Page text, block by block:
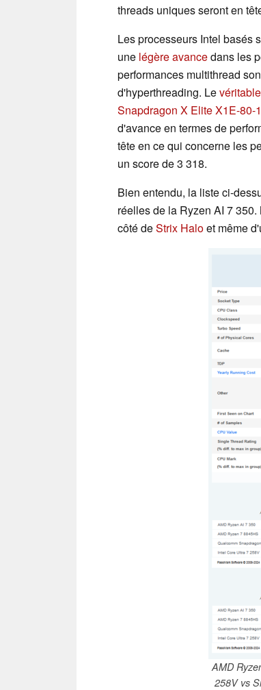
threads uniques seront en
Les processeurs Intel basés
une légère avancedans les
performances multithread
d'hyperthreading. Le
Snapdragon X Elite X1E-80-
d'avance en termes de
tête en ce qui concerne les
un score de 3 318.
Bien entendu, la liste ci-
réelles de la Ryzen AI 7
côté deStrix Haloet même
AMD
258V vs